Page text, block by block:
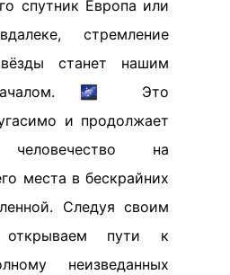
спутник Европа или
стремление
станет нашим
🌌 Это
и продолжает
человечество на
места в бескрайних
Следуя своим
пути к
неизведанных